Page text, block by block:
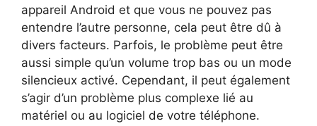
appareil Android et que vous ne pouvez pas
entendre l’autre personne, cela peut être dû à
divers facteurs. Parfois, le problème peut être
aussi simple qu’un volume trop bas ou un mode
silencieux activé. Cependant, il peut également
s’agir d’un problème plus complexe lié au
matériel ou au logiciel de votre téléphone.